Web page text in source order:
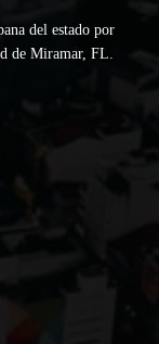
del estado por
de Miramar, FL.